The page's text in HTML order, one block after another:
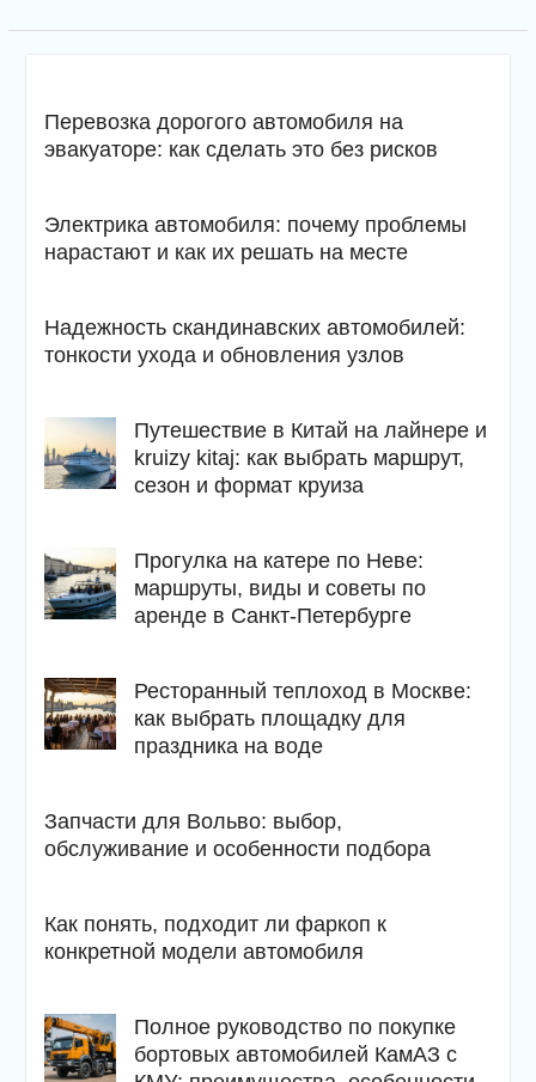
Перевозка дорогого автомобиля на
эвакуаторе: как сделать это без рисков
Электрика автомобиля: почему проблемы
нарастают и как их решать на месте
Надежность скандинавских автомобилей:
тонкости ухода и обновления узлов
Путешествие в Китай на лайнере и
kruizy kitaj: как выбрать маршрут,
сезон и формат круиза
Прогулка на катере по Неве:
маршруты, виды и советы по
аренде в Санкт-Петербурге
Ресторанный теплоход в Москве:
как выбрать площадку для
праздника на воде
Запчасти для Вольво: выбор,
обслуживание и особенности подбора
Как понять, подходит ли фаркоп к
конкретной модели автомобиля
Полное руководство по покупке
бортовых автомобилей КамАЗ с